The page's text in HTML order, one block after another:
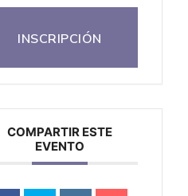
INSCRIPCIÓN
COMPARTIR ESTE
EVENTO